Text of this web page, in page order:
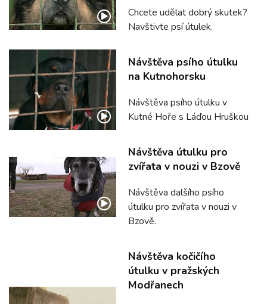
Chcete udělat dobrý skutek?
Navštivte psí útulek.
Návštěva psího útulku
na Kutnohorsku
Návštěva psího útulku v
Kutné Hoře s Láďou Hruškou
Návštěva útulku pro
zvířata v nouzi v Bzově
Návštěva dalšího psího
útulku pro zvířata v nouzi v
Bzově.
Návštěva kočičího
útulku v pražských
Modřanech